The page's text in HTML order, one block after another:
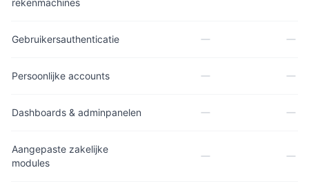
rekenmachines
Gebruikersauthenticatie
Persoonlijke accounts
Dashboards & adminpanelen
Aangepaste zakelijke
modules